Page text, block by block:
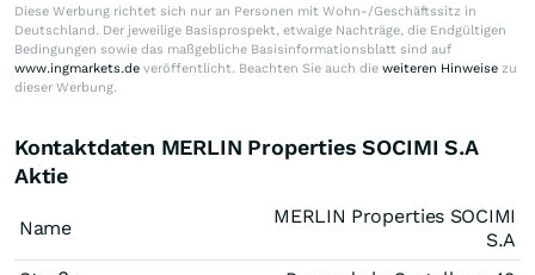
Diese Werbung richtet sich nur an Personen mit Wohn-/Geschäftssitz in
Deutschland. Der jeweilige Basisprospekt, etwaige Nachträge, die Endgültigen
Bedingungen sowie das maßgebliche Basisinformationsblatt sind auf
www.ingmarkets.de veröffentlicht. Beachten Sie auch die weiteren Hinweise zu
dieser Werbung.
Kontaktdaten MERLIN Properties SOCIMI S.A
Aktie
Name
MERLIN Properties SOCIMI
S.A